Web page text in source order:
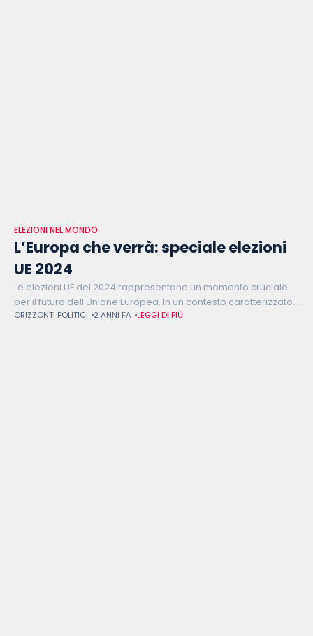
ELEZIONI NEL MONDO
L’Europa che verrà: speciale elezioni
UE 2024
Le elezioni UE del 2024 rappresentano un momento cruciale
per il futuro dell'Unione Europea. In un contesto caratterizzato
da una serie di crisi persistenti, dall'emergenza sanitaria del
ORIZZONTI POLITICI 2 ANNI FA LEGGI DI PIÙ